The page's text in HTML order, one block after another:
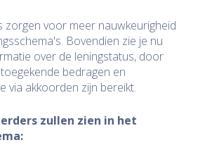
zorgen voor meer nauwkeurigheid
Bovendien zie je nu
over de leningstatus, door
bedragen en
via akkoorden zijn bereikt.
zullen zien in het